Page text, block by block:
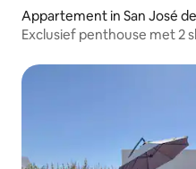
Appartement in San José
Exclusief penthouse met 2